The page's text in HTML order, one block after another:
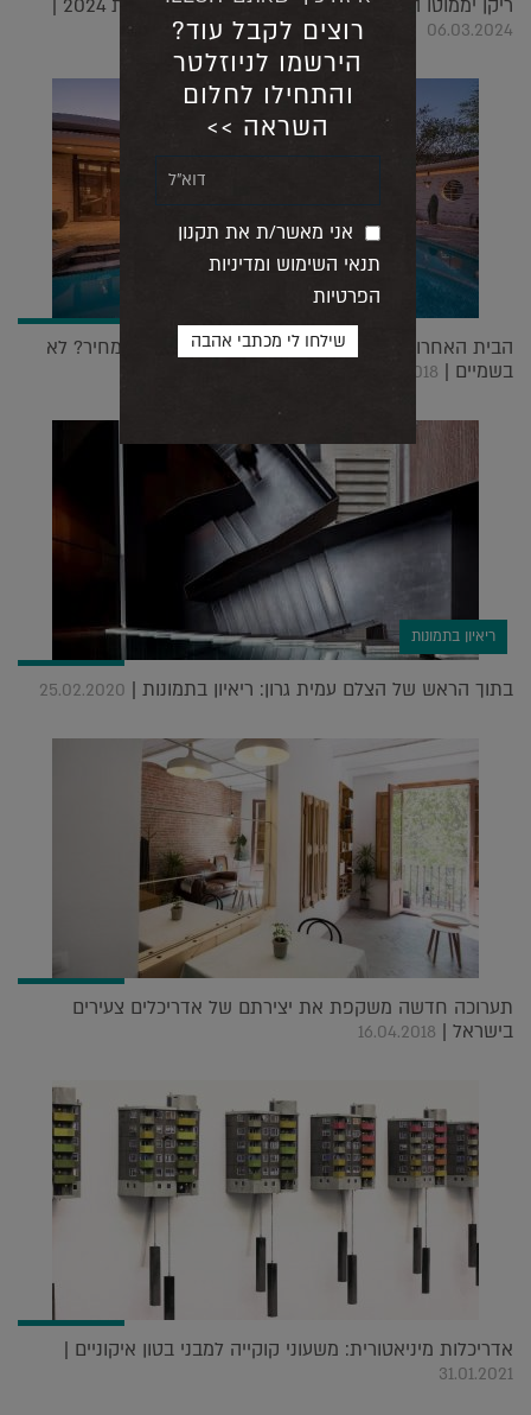
ריקן יממוטו הוא זוכה פרס פריצקר לאדריכלות לשנת 2024 |
06.03.2024
הבית האחרון של פראנק לויד רייט עומד למכירה והמחיר? לא
בשמיים | 13.03.2018
ריאיון בתמונות
בתוך הראש של הצלם עמית גרון: ריאיון בתמונות | 25.02.2020
תערוכה חדשה משקפת את יצירתם של אדריכלים צעירים
בישראל | 16.04.2018
אדריכלות מיניאטורית: משעוני קוקייה למבני בטון איקוניים |
31.01.2021
רוצים לקבל עוד?
הירשמו לניוזלטר
והתחילו לחלום
השראה >>
אני מאשר/ת את תקנון
תנאי השימוש ומדיניות
הפרטיות